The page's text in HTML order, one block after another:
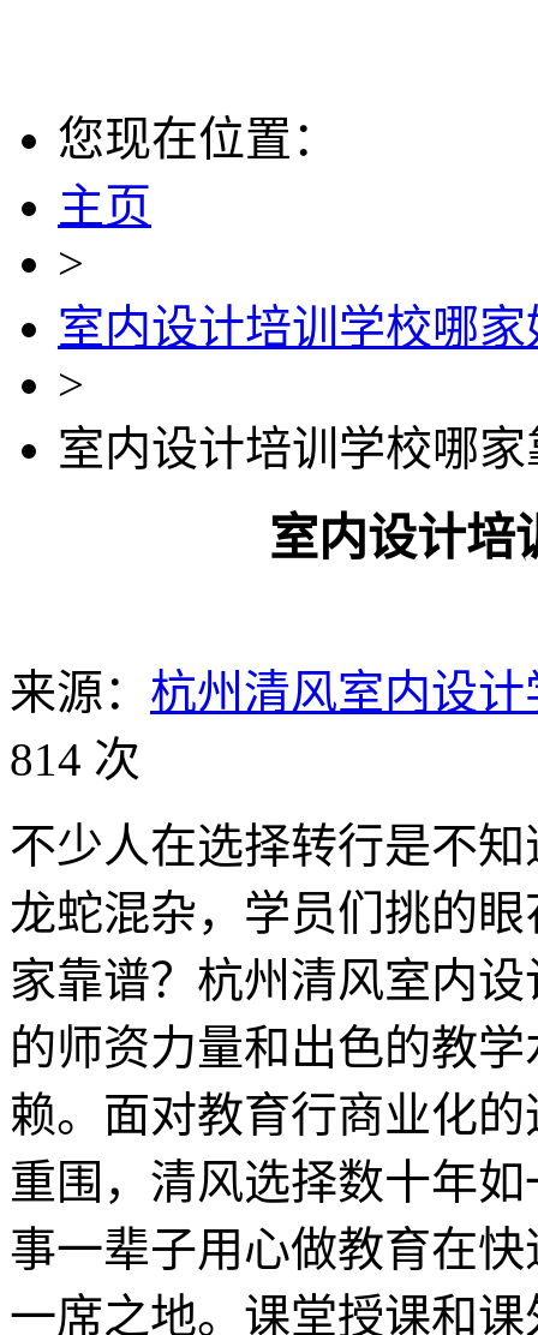
您现在位置：
主页
>
室内设计培训学校哪家
>
室内设计培训学校哪
室内设计培
来源： 杭州清风室内设计
814 次
不少人在选择转行是不
龙蛇混杂，学员们挑的
家靠谱？杭州清风室内
的师资力量和出色的教
赖。面对教育行商业化
重围，清风选择数十年
事一辈子用心做教育在
一席之地。课堂授课和